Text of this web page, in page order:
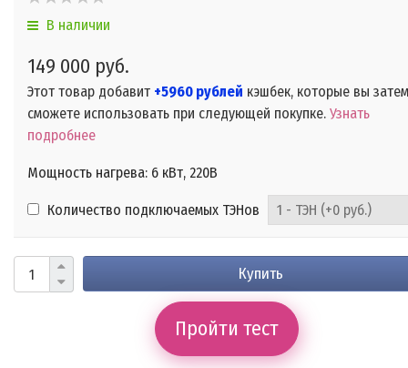
В наличии
149 000 руб.
Этот товар добавит +5960 рублей кэшбек, которые вы затем
сможете использовать при следующей покупке. Узнать
подробнее
Мощность нагрева: 6 кВт, 220В
Количество подключаемых ТЭНов
Купить
Пройти тест